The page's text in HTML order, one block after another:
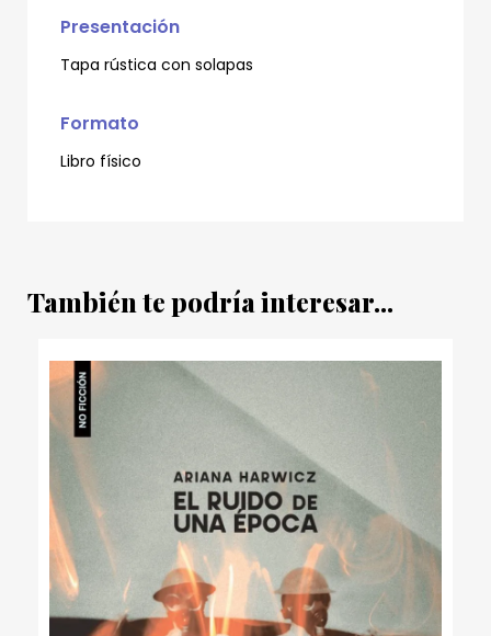
Presentación
Tapa rústica con solapas
Formato
Libro físico
También te podría interesar...